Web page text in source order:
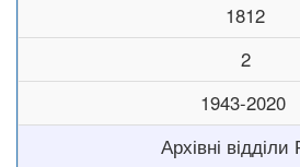
1812
2
1943-2020
Архівні